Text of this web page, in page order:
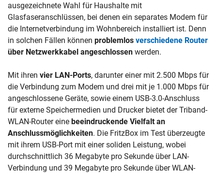
ausgezeichnete Wahl für Haushalte mit
Glasfaseranschlüssen, bei denen ein separates Modem für
die Internetverbindung im Wohnbereich installiert ist. Denn
in solchen Fällen können problemlos verschiedene Router
über Netzwerkkabel angeschlossen werden.
Mit ihren vier LAN-Ports, darunter einer mit 2.500 Mbps für
die Verbindung zum Modem und drei mit je 1.000 Mbps für
angeschlossene Geräte, sowie einem USB-3.0-Anschluss
für externe Speichermedien und Drucker bietet der Triband-
WLAN-Router eine beeindruckende Vielfalt an
Anschlussmöglichkeiten. Die FritzBox im Test überzeugte
mit ihrem USB-Port mit einer soliden Leistung, wobei
durchschnittlich 36 Megabyte pro Sekunde über LAN-
Verbindung und 39 Megabyte pro Sekunde über WLAN-